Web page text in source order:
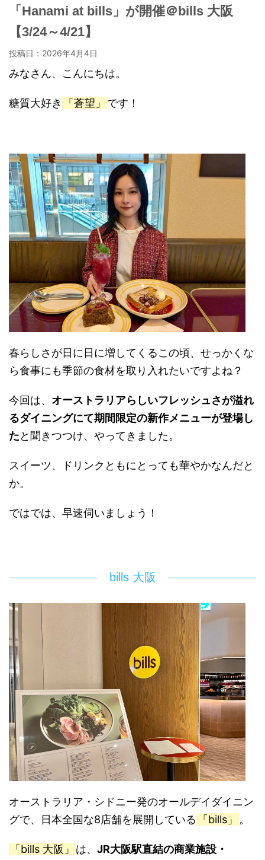
「Hanami at bills」が開催＠bills 大阪
【3/24～4/21】
投稿日： 2026年4月4日
みなさん、こんにちは。
糖質大好き 「蒼望」 です！
春らしさが日に日に増してくるこの頃、せっかくな
ら食事にも季節の食材を取り入れたいですよね？
今回は、 オーストラリアらしいフレッシュさが溢れ
るダイニングにて期間限定の新作メニューが登場し
たと聞きつつけ、やってきました。
スイーツ、ドリンクともにとっても華やかなんだと
か。
ではでは、早速伺いましょう！
bills 大阪
オーストラリア・シドニー発のオールデイダイニン
グで、日本全国な8店舗を展開している
「bills」 。
「bills 大阪」 は、 JR大阪駅直結の商業施設・